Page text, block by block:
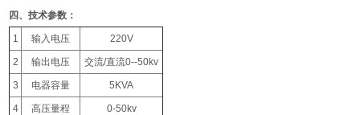
四、技术参数：
1 输入电压 220V
2 输出电压 交流/直流0--50kv
3 电器容量 5KVA
4 高压量程 0-50kv